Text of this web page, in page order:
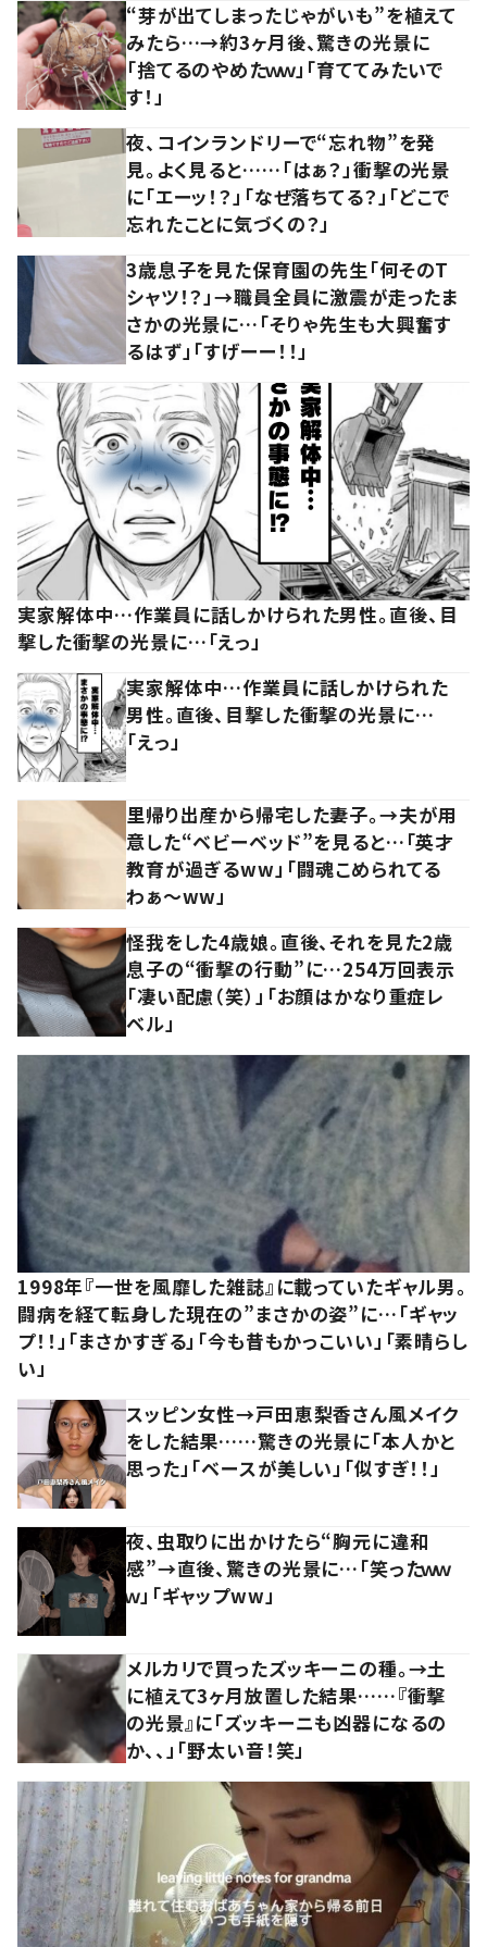
“芽が出てしまったじゃがいも”を植えて
みたら…→約3ヶ月後、驚きの光景に
「捨てるのやめたｗｗ」「育ててみたいで
す！」
夜、コインランドリーで“忘れ物”を発
見。よく見ると……「はぁ？」衝撃の光景
に「エーッ！？」「なぜ落ちてる？」「どこで
忘れたことに気づくの？」
3歳息子を見た保育園の先生「何そのT
シャツ！？」→職員全員に激震が走ったま
さかの光景に…「そりゃ先生も大興奮す
るはず」「すげーー！！」
実家解体中…作業員に話しかけられた男性。直後、目
撃した衝撃の光景に…「えっ」
実家解体中…作業員に話しかけられた
男性。直後、目撃した衝撃の光景に…
「えっ」
里帰り出産から帰宅した妻子。→夫が用
意した“ベビーベッド”を見ると…「英才
教育が過ぎるww」「闘魂こめられてる
わぁ～ww」
怪我をした4歳娘。直後、それを見た2歳
息子の“衝撃の行動”に…254万回表示
「凄い配慮（笑）」「お顔はかなり重症レ
ベル」
1998年『一世を風靡した雑誌』に載っていたギャル男。
闘病を経て転身した現在の”まさかの姿”に…「ギャッ
プ！！」「まさかすぎる」「今も昔もかっこいい」「素晴らし
い」
スッピン女性→戸田恵梨香さん風メイク
をした結果……驚きの光景に「本人かと
思った」「ベースが美しい」「似すぎ！！」
夜、虫取りに出かけたら“胸元に違和
感”→直後、驚きの光景に…「笑ったｗｗ
ｗ」「ギャップww」
メルカリで買ったズッキーニの種。→土
に植えて3ヶ月放置した結果……『衝撃
の光景』に「ズッキーニも凶器になるの
か、、」「野太い音！笑」